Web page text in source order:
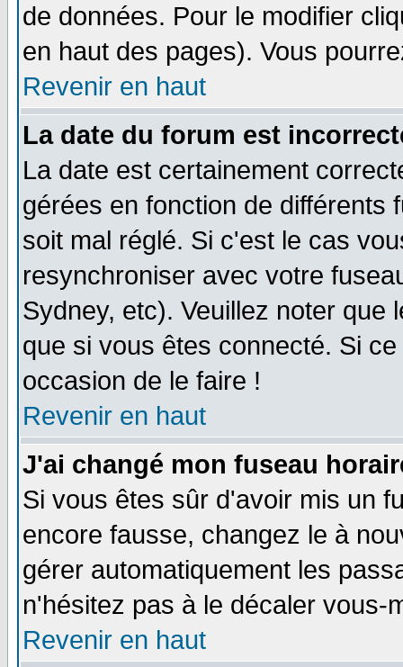
de données. Pour le modifier
en haut des pages). Vous
Revenir en haut
La date du forum est
La date est certainement
gérées en fonction de différents
soit mal réglé. Si c'est le cas
resynchroniser avec votre
Sydney, etc). Veuillez noter que
que si vous êtes connecté. Si
occasion de le faire !
Revenir en haut
J'ai changé mon fuseau
Si vous êtes sûr d'avoir mis un
encore fausse, changez le à
gérer automatiquement les
n'hésitez pas à le décaler vous-
Revenir en haut